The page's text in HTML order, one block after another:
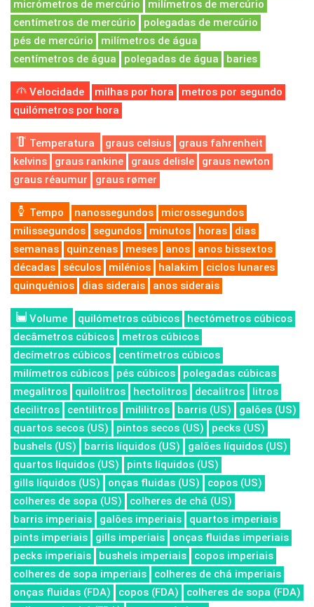
micrómetros de mercúrio
milímetros de mercúrio
centímetros de mercúrio
polegadas de mercúrio
pés de mercúrio
milímetros de água
centímetros de água
polegadas de água baries
Velocidade milhas por hora
metros por segundo
quilómetros por hora
Temperatura graus celsius
graus fahrenheit
kelvins
graus rankine graus delisle
graus newton
graus réaumur
graus rømer
Tempo nanossegundos
microssegundos
milissegundos
segundos minutos horas
dias
semanas
quinzenas meses anos
anos bissextos
décadas
séculos milénios halakim
ciclos lunares
quinquénios
dias siderais anos siderais
Volume quilómetros cúbicos
hectómetros cúbicos
decâmetros cúbicos
metros cúbicos
decímetros cúbicos
centímetros cúbicos
milímetros cúbicos
pés cúbicos
polegadas cúbicas
megalitros
quilolitros hectolitros decalitros
litros
decilitros
centilitros mililitros barris (US)
galões (US)
quartos secos (US)
pintos secos (US)
pecks (US)
bushels (US)
barris líquidos (US)
galões líquidos (US)
quartos líquidos (US)
pints líquidos (US)
gills líquidos (US)
onças fluidas (US)
copos (US)
colheres de sopa (US)
colheres de chá (US)
barris imperiais
galões imperiais
quartos imperiais
pints imperiais
gills imperiais
onças fluidas imperiais
pecks imperiais
bushels imperiais
copos imperiais
colheres de sopa imperiais
colheres de chá imperiais
onças fluidas (FDA)
copos (FDA)
colheres de sopa (FDA)